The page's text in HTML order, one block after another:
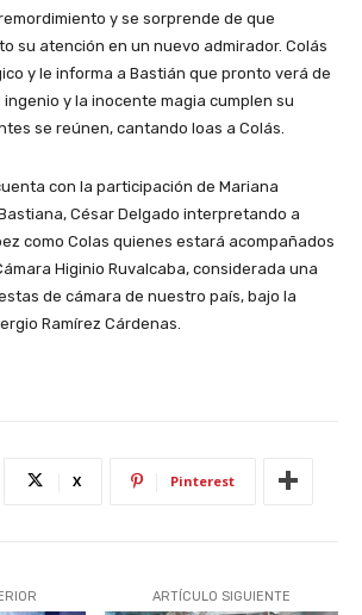
y se sorprende de que
su atención en un nuevo admirador. Colás
y le informa a Bastián que pronto verá de
ingenio y la inocente magia cumplen su
se reúnen, cantando loas a Colás.
con la participación de Mariana
César Delgado interpretando a
como Colas quienes estará acompañados
Higinio Ruvalcaba, considerada una
de cámara de nuestro país, bajo la
Ramírez Cárdenas.
X Pinterest
ARTÍCULO SIGUIENTE